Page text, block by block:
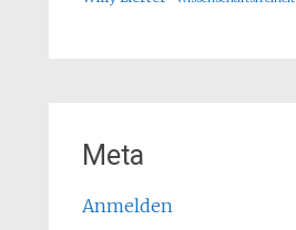
Meta
Anmelden